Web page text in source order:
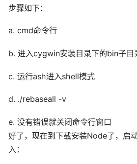
步骤如下：
a. cmd命令行
b. 进入cygwin安装目录下的bin子目
c. 运行ash进入shell模式
d. ./rebaseall -v
e. 没有错误就关闭命令行窗口
好了，现在到下载安装Node了，启
入：